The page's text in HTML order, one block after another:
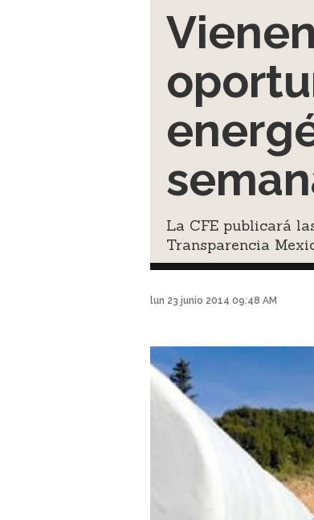
La CFE publicará
Transparencia
lun 23 junio 2014 09:48 AM